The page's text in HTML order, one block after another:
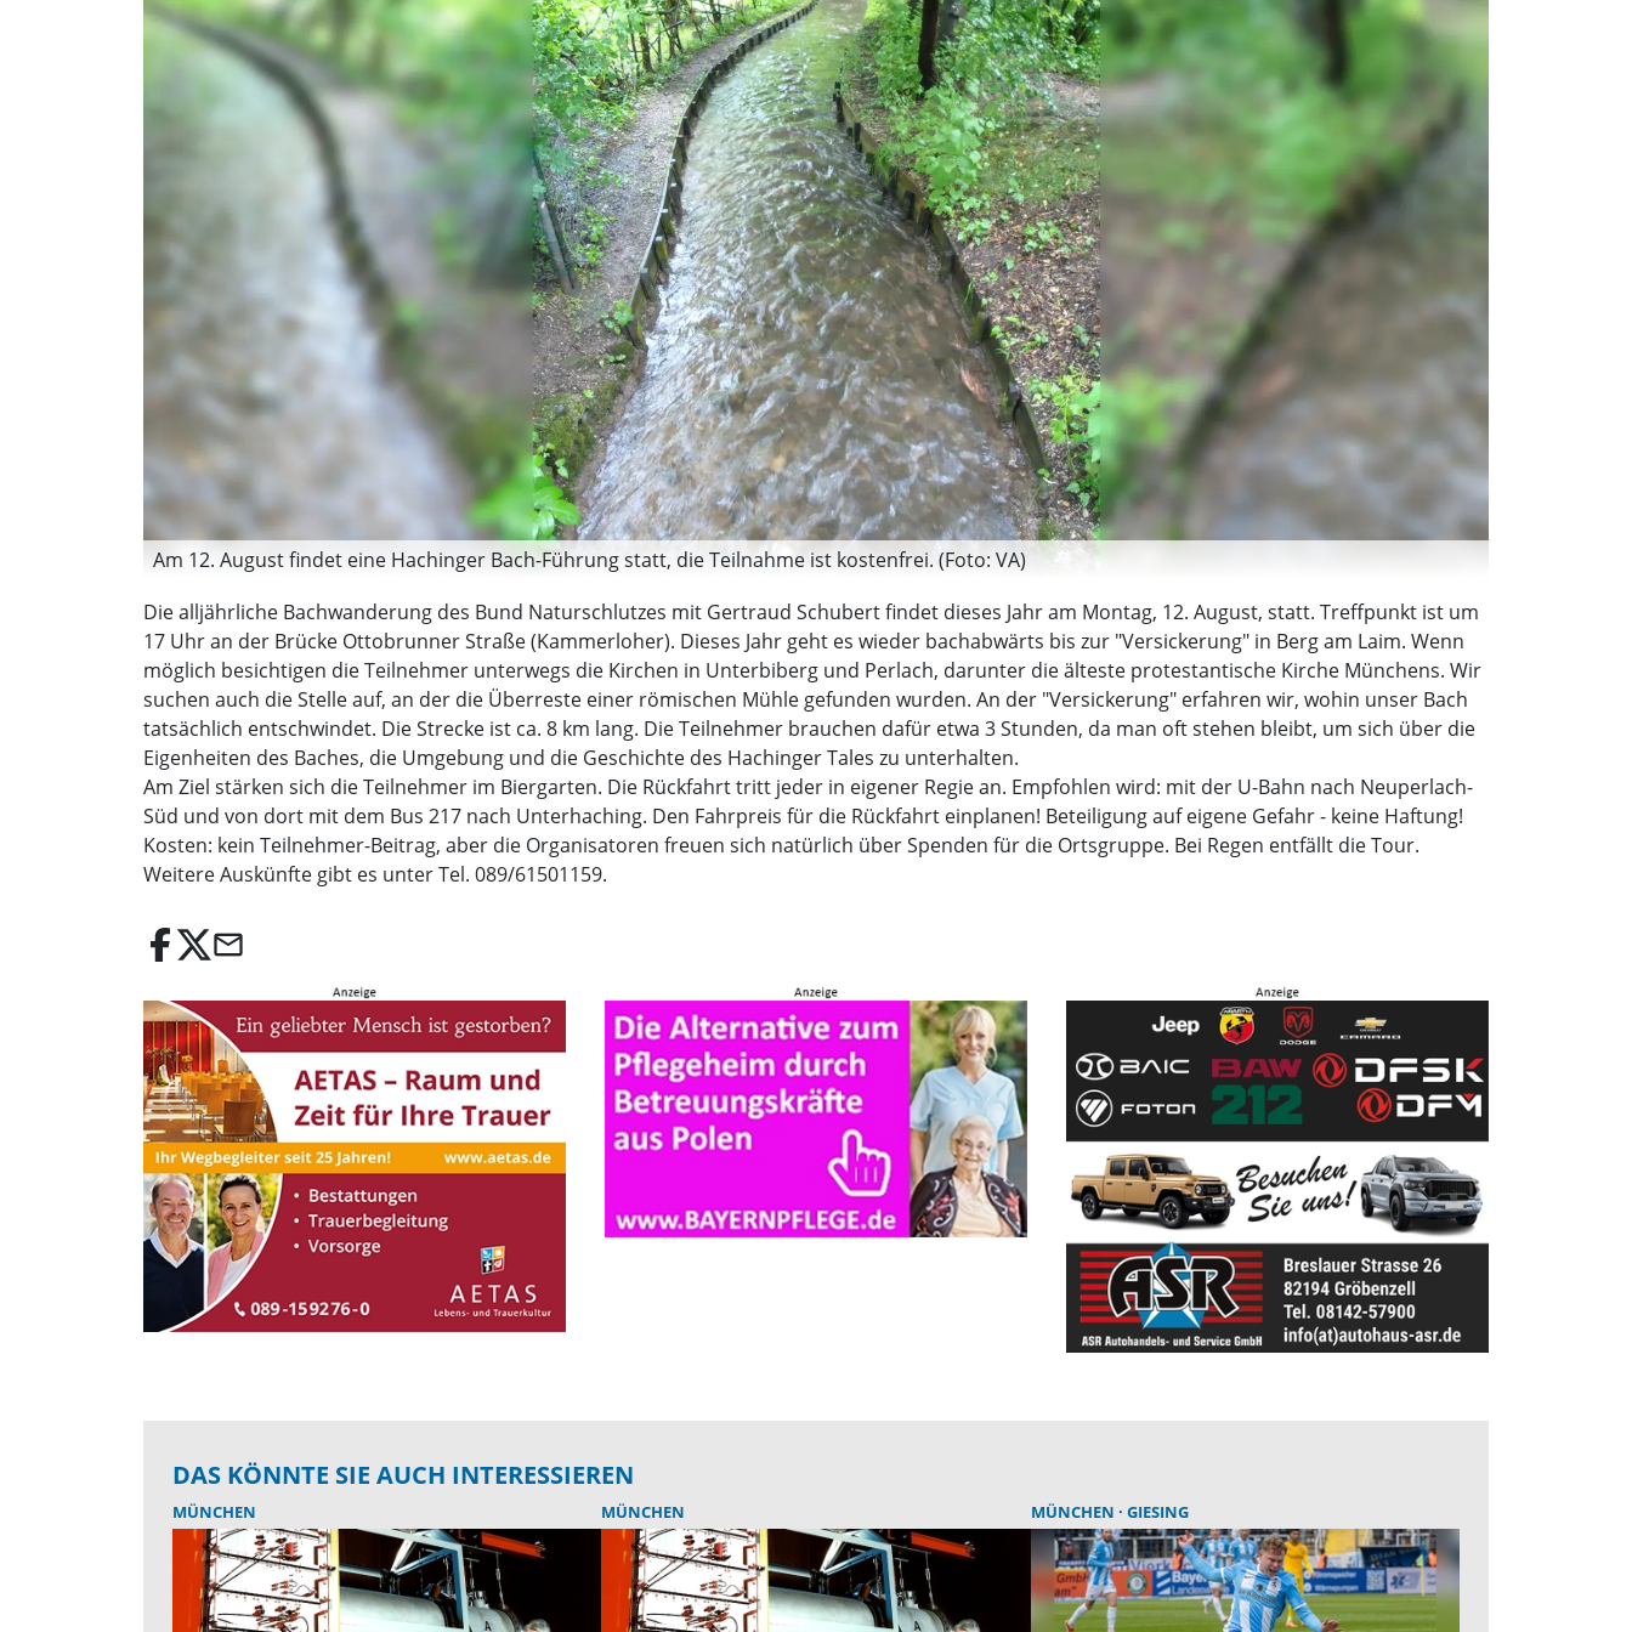
Am 12. August findet eine Hachinger Bach-Führung statt, die Teilnahme ist kostenfrei. (Foto: VA)
Die alljährliche Bachwanderung des Bund Naturschlutzes mit Gertraud Schubert findet dieses Jahr am Montag, 12. August, statt. Treffpunkt ist um
17 Uhr an der Brücke Ottobrunner Straße (Kammerloher). Dieses Jahr geht es wieder bachabwärts bis zur "Versickerung" in Berg am Laim. Wenn
möglich besichtigen die Teilnehmer unterwegs die Kirchen in Unterbiberg und Perlach, darunter die älteste protestantische Kirche Münchens. Wir
suchen auch die Stelle auf, an der die Überreste einer römischen Mühle gefunden wurden. An der "Versickerung" erfahren wir, wohin unser Bach
tatsächlich entschwindet. Die Strecke ist ca. 8 km lang. Die Teilnehmer brauchen dafür etwa 3 Stunden, da man oft stehen bleibt, um sich über die
Eigenheiten des Baches, die Umgebung und die Geschichte des Hachinger Tales zu unterhalten.
Am Ziel stärken sich die Teilnehmer im Biergarten. Die Rückfahrt tritt jeder in eigener Regie an. Empfohlen wird: mit der U-Bahn nach Neuperlach-
Süd und von dort mit dem Bus 217 nach Unterhaching. Den Fahrpreis für die Rückfahrt einplanen! Beteiligung auf eigene Gefahr - keine Haftung!
Kosten: kein Teilnehmer-Beitrag, aber die Organisatoren freuen sich natürlich über Spenden für die Ortsgruppe. Bei Regen entfällt die Tour.
Weitere Auskünfte gibt es unter Tel. 089/61501159.
email
DAS KÖNNTE SIE AUCH INTERESSIEREN
MÜNCHEN MÜNCHEN MÜNCHEN GIESING